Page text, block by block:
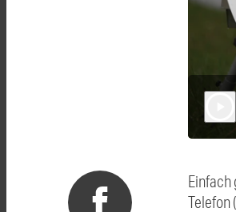
Einfach
Telefon